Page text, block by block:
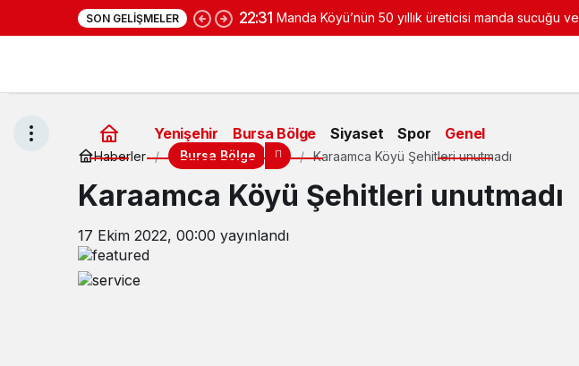
SON GELIŞMELER 22:31 Manda Köyü’nün 50 yıllık üreticisi manda sucuğu ve
Yenişehir Bursa Bölge Siyaset Spor Genel
Haberler Bursa Bölge Karaamca Köyü Şehitleri unutmadı
Karaamca Köyü Şehitleri unutmadı
17 Ekim 2022, 00:00 yayınlandı